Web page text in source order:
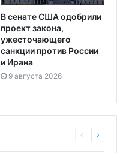
В сенате США одобрили
проект закона,
ужесточающего
санкции против России
и Ирана
9 августа 2026